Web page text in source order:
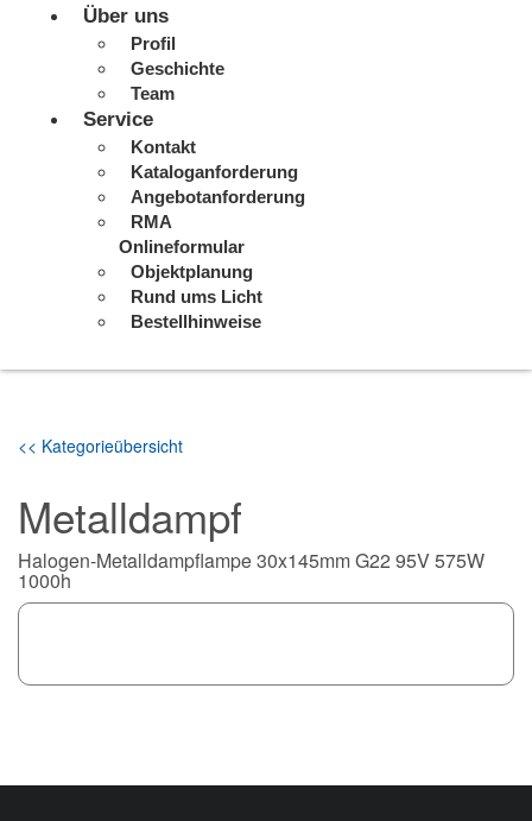
Über uns
Profil
Geschichte
Team
Service
Kontakt
Kataloganforderung
Angebotanforderung
RMA
Onlineformular
Objektplanung
Rund ums Licht
Bestellhinweise
<< Kategorieübersicht
Metalldampf
Halogen-Metalldampflampe 30x145mm G22 95V 575W
1000h